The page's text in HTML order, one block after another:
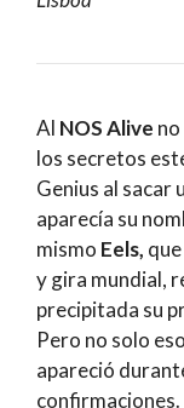
Al NOS Alive
los secretos
Genius al sacar
aparecía su
mismo Eels,
y gira mundial,
precipitada su
Pero no solo
apareció
confirmaciones.